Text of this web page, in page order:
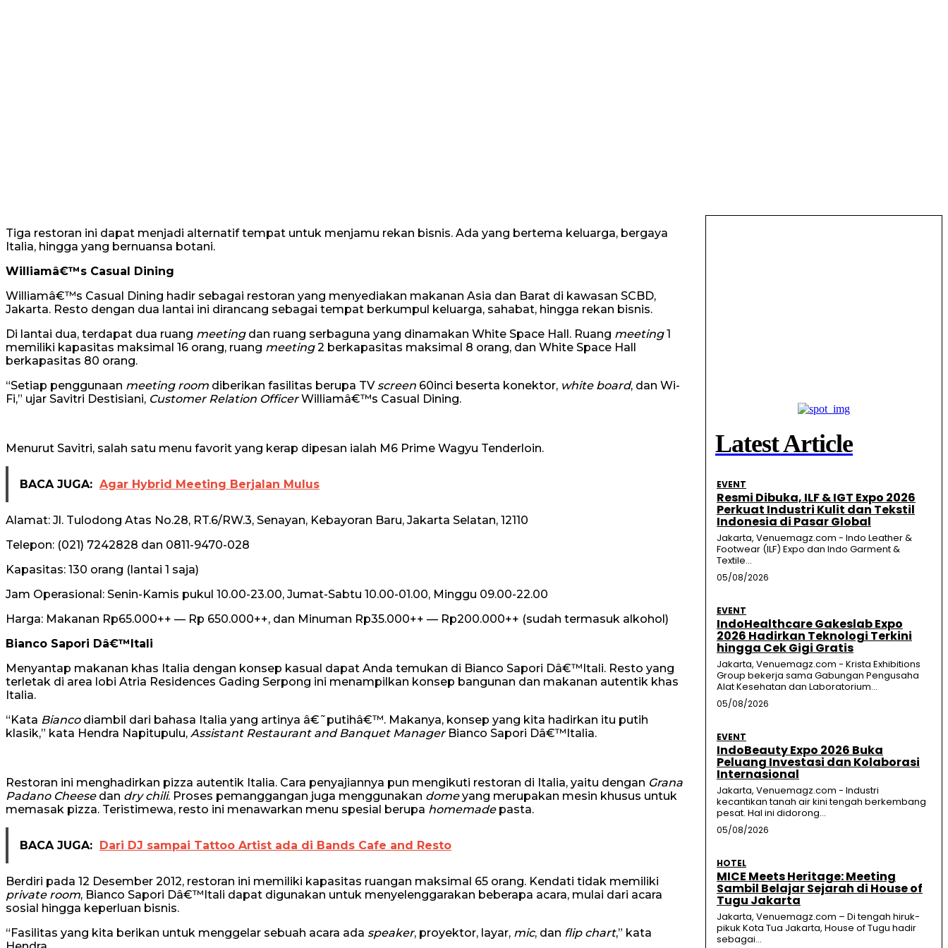
Tiga restoran ini dapat menjadi alternatif tempat untuk menjamu rekan bisnis. Ada yang bertema keluarga, bergaya
Italia, hingga yang bernuansa botani.
Williamâ€™s Casual Dining
Williamâ€™s Casual Dining hadir sebagai restoran yang menyediakan makanan Asia dan Barat di kawasan SCBD,
Jakarta. Resto dengan dua lantai ini dirancang sebagai tempat berkumpul keluarga, sahabat, hingga rekan bisnis.
Di lantai dua, terdapat dua ruang meetingdan ruang serbaguna yang dinamakan White Space Hall. Ruang meeting1
memiliki kapasitas maksimal 16 orang, ruang meeting2 berkapasitas maksimal 8 orang, dan White Space Hall
berkapasitas 80 orang.
“Setiap penggunaan meeting room diberikan fasilitas berupa TV screen 60inci beserta konektor, white board, dan Wi-
Fi,” ujar Savitri Destisiani, Customer Relation OfficerWilliamâ€™s Casual Dining.
Menurut Savitri, salah satu menu favorit yang kerap dipesan ialah M6 Prime Wagyu Tenderloin.
BACA JUGA: Agar Hybrid Meeting Berjalan Mulus
Alamat: Jl. Tulodong Atas No.28, RT.6/RW.3, Senayan, Kebayoran Baru, Jakarta Selatan, 12110
Telepon: (021) 7242828 dan 0811-9470-028
Kapasitas: 130 orang (lantai 1 saja)
Jam Operasional: Senin-Kamis pukul 10.00-23.00, Jumat-Sabtu 10.00-01.00, Minggu 09.00-22.00
Harga: Makanan Rp65.000++ — Rp 650.000++, dan Minuman Rp35.000++ — Rp200.000++ (sudah termasuk alkohol)
Bianco Sapori Dâ€™Itali
Menyantap makanan khas Italia dengan konsep kasual dapat Anda temukan di Bianco Sapori Dâ€™Itali. Resto yang
terletak di area lobi Atria Residences Gading Serpong ini menampilkan konsep bangunan dan makanan autentik khas
Italia.
“Kata Biancodiambil dari bahasa Italia yang artinya â€˜putihâ€™. Makanya, konsep yang kita hadirkan itu putih
klasik,” kata Hendra Napitupulu, Assistant Restaurant and Banquet ManagerBianco Sapori Dâ€™Italia.
Restoran ini menghadirkan pizza autentik Italia. Cara penyajiannya pun mengikuti restoran di Italia, yaitu dengan Grana
Padano Cheesedan dry chili. Proses pemanggangan juga menggunakan domeyang merupakan mesin khusus untuk
memasak pizza. Teristimewa, resto ini menawarkan menu spesial berupa homemadepasta.
BACA JUGA: Dari DJ sampai Tattoo Artist ada di Bands Cafe and Resto
Berdiri pada 12 Desember 2012, restoran ini memiliki kapasitas ruangan maksimal 65 orang. Kendati tidak memiliki
private room, Bianco Sapori Dâ€™Itali dapat digunakan untuk menyelenggarakan beberapa acara, mulai dari acara
sosial hingga keperluan bisnis.
“Fasilitas yang kita berikan untuk menggelar sebuah acara ada speaker, proyektor, layar, mic, dan flip chart,” kata
Latest Article
EVENT
Resmi Dibuka, ILF & IGT Expo 2026
Perkuat Industri Kulit dan Tekstil
Indonesia di Pasar Global
Jakarta, Venuemagz.com - Indo Leather &
Footwear (ILF) Expo dan Indo Garment &
Textile...
05/08/2026
EVENT
IndoHealthcare Gakeslab Expo
2026 Hadirkan Teknologi Terkini
hingga Cek Gigi Gratis
Jakarta, Venuemagz.com - Krista Exhibitions
Group bekerja sama Gabungan Pengusaha
Alat Kesehatan dan Laboratorium...
05/08/2026
EVENT
IndoBeauty Expo 2026 Buka
Peluang Investasi dan Kolaborasi
Internasional
Jakarta, Venuemagz.com - Industri
kecantikan tanah air kini tengah berkembang
pesat. Hal ini didorong...
05/08/2026
HOTEL
MICE Meets Heritage: Meeting
Sambil Belajar Sejarah di House of
Tugu Jakarta
Jakarta, Venuemagz.com – Di tengah hiruk-
pikuk Kota Tua Jakarta, House of Tugu hadir
sebagai...